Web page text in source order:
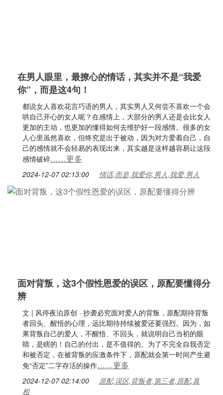
在男人眼里，最撩心的情话，其实并不是“我爱
你”，而是这4句！
都说女人喜欢花言巧语的男人，其实男人又何尝不喜欢一个会
哄自己开心的女人呢？在感情上，大部分的男人还是会比女人
更加的主动，也更加的懂得如何去维护好一段感情。很多的女
人心里虽然喜欢，但终究是出于被动，因为对方爱着自己，自
己的感情就不会轻易的表现出来，其实越是这样越容易让这段
感情破碎……更多
2024-12-07 02:13:00 情话,而是,我爱你,男人,我爱,男人
面对背叛，这3个假性恩爱的误区，原配要懂得分
辨
文 | 风停夜泊原创 · 抄袭必究面对爱人的背叛，原配期待背叛
者回头、醒悟的心理，远比期待持续被爱还要强烈。因为，如
果背叛自己的爱人，不醒悟、不回头，就说明自己当初的眼
睛，是瞎的！自己的付出，是不值得的。为了不完全自我否定
和被否定，在被背叛的应激条件下，原配就会第一时间产生避
免“否定”二字存活的操作……更多
2024-12-07 02:14:00
原配,误区,背叛者,第三者,原配,真
相